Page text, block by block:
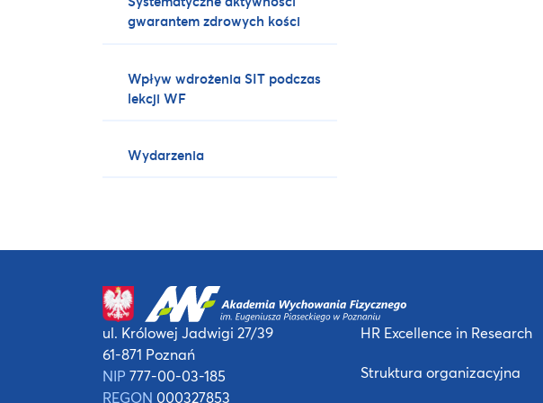
gwarantem zdrowych kości
Wpływ wdrożenia SIT podczas
lekcji WF
Wydarzenia
ul. Królowej Jadwigi 27/39
61-871 Poznań
NIP 777-00-03-185
REGON 000327853
HR Excellence in Research
Struktura organizacyjna